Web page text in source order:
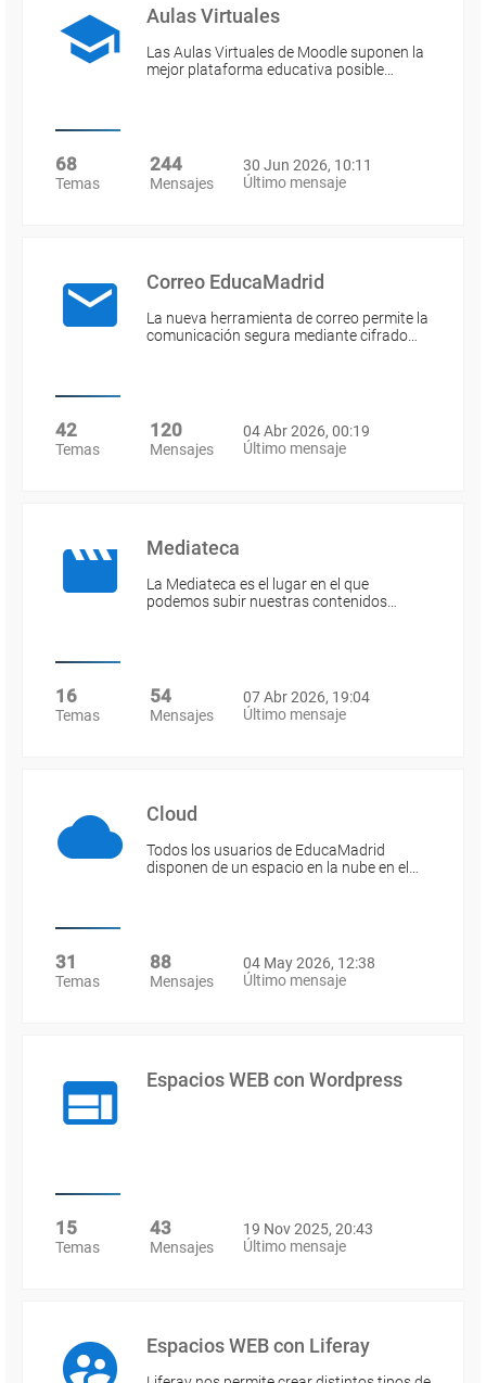
Aulas Virtuales
Las Aulas Virtuales de Moodle suponen la
mejor plataforma educativa posible…
68
Temas
244
Mensajes
30 Jun 2026, 10:11
Último mensaje
Correo EducaMadrid
La nueva herramienta de correo permite la
comunicación segura mediante cifrado…
42
Temas
120
Mensajes
04 Abr 2026, 00:19
Último mensaje
Mediateca
La Mediateca es el lugar en el que
podemos subir nuestras contenidos…
16
Temas
54
Mensajes
07 Abr 2026, 19:04
Último mensaje
Cloud
Todos los usuarios de EducaMadrid
disponen de un espacio en la nube en el…
31
Temas
88
Mensajes
04 May 2026, 12:38
Último mensaje
Espacios WEB con Wordpress
15
Temas
43
Mensajes
19 Nov 2025, 20:43
Último mensaje
Espacios WEB con Liferay